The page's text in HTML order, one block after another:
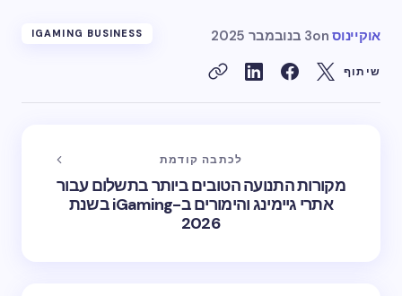
אוקיינוס on3 בנובמבר 2025 IGAMING BUSINESS
שיתוף
לכתבה קודמת
מקורות התנועה הטובים ביותר בתשלום עבור
אתרי גיימינג והימורים ב-iGaming בשנת
2026